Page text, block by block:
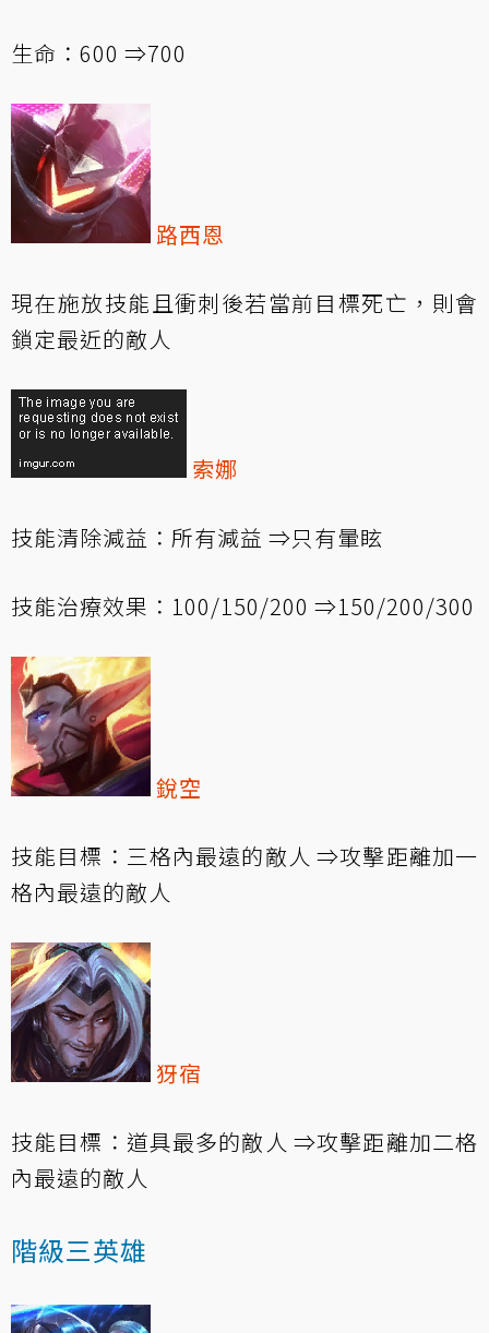
生命：600 ⇒700
路西恩
現在施放技能且衝刺後若當前目標死亡，則會
鎖定最近的敵人
索娜
技能清除減益：所有減益 ⇒只有暈眩
技能治療效果：100/150/200 ⇒150/200/300
銳空
技能目標：三格內最遠的敵人 ⇒攻擊距離加一
格內最遠的敵人
犽宿
技能目標：道具最多的敵人 ⇒攻擊距離加二格
內最遠的敵人
階級三英雄